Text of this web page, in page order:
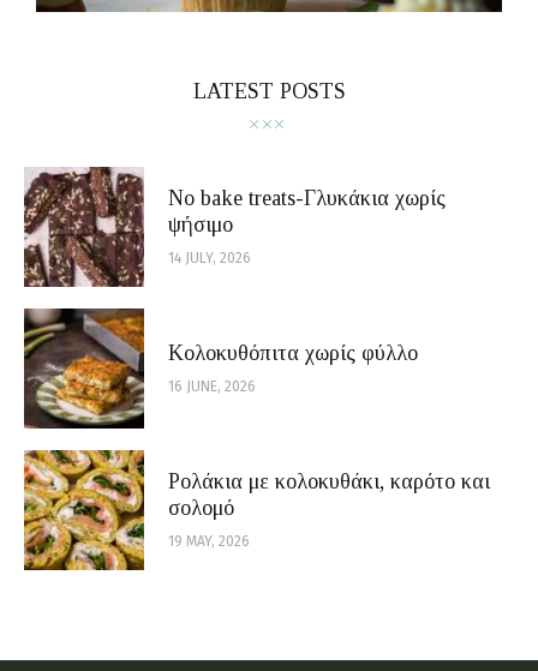
LATEST POSTS
No bake treats-Γλυκάκια χωρίς
ψήσιμο
14 JULY, 2026
Κολοκυθόπιτα χωρίς φύλλο
16 JUNE, 2026
Ρολάκια με κολοκυθάκι, καρότο και
σολομό
19 MAY, 2026